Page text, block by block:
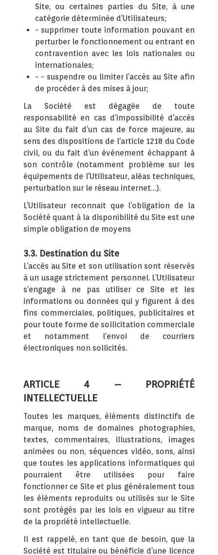
Site, ou certaines parties du Site, à une
catégorie déterminée d’Utilisateurs;
- supprimer toute information pouvant en
perturber le fonctionnement ou entrant en
contravention avec les lois nationales ou
internationales;
- - suspendre ou limiter l’accès au Site afin
de procéder à des mises à jour;
La Société est dégagée de toute
responsabilité en cas d’impossibilité d’accès
au Site du fait d’un cas de force majeure, au
sens des dispositions de l’article 1218 du Code
civil, ou du fait d’un évènement échappant à
son contrôle (notamment problème sur les
équipements de l’Utilisateur, aléas techniques,
perturbation sur le réseau internet…).
L’Utilisateur reconnait que l’obligation de la
Société quant à la disponibilité du Site est une
simple obligation de moyens
3.3. Destination du Site
L’accès au Site et son utilisation sont réservés
à un usage strictement personnel. L’Utilisateur
s’engage à ne pas utiliser ce Site et les
informations ou données qui y figurent à des
fins commerciales, politiques, publicitaires et
pour toute forme de sollicitation commerciale
et notamment l’envoi de courriers
électroniques non sollicités.
ARTICLE 4 – PROPRIÉTÉ
INTELLECTUELLE
Toutes les marques, éléments distinctifs de
marque, noms de domaines photographies,
textes, commentaires, illustrations, images
animées ou non, séquences vidéo, sons, ainsi
que toutes les applications informatiques qui
pourraient être utilisées pour faire
fonctionner ce Site et plus généralement tous
les éléments reproduits ou utilisés sur le Site
sont protégés par les lois en vigueur au titre
de la propriété intellectuelle.
Il est rappelé, en tant que de besoin, que la
Société est titulaire ou bénéficie d’une licence